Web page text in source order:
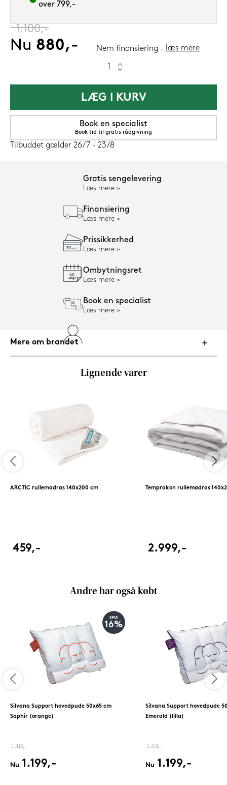
over 799,-
‎1.100,-
Nu 880,- Nem finansiering læs mere
LÆG I KURV
Book en specialist
Book tid til gratis rådgivning
Tilbuddet gælder 26/7 - 23/8
Gratis sengelevering
Læs mere
Finansiering
Læs mere
Prissikkerhed
Læs mere
Ombytningsret
Læs mere
Book en specialist
Læs mere
Mere om brandet
Lignende varer
ARCTIC rullemadras 140x200 cm
459,-
Temprakon rullemadras
2.999,-
Andre har også købt
SPAR
16%
Silvana Support hovedpude 50x65 cm
Saphir (orange)
1.419,-
Nu 1.199,-
Silvana Support hovedpude
Emerald (lilla)
1.419,-
Nu 1.199,-